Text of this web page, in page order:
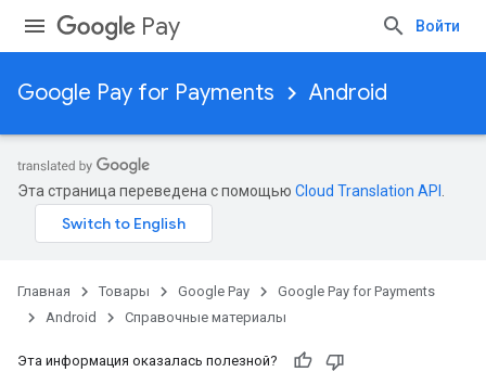
Pay Войти
Google Pay for Payments Android
Эта страница переведена с помощью Cloud Translation API
Главная Товары Google Pay
Google Pay for Payments
Android
Справочные материалы
Эта информация оказалась полезной?